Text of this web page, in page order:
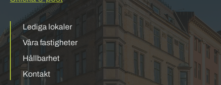
Lediga lokaler
Våra fastigheter
Hållbarhet
Kontakt